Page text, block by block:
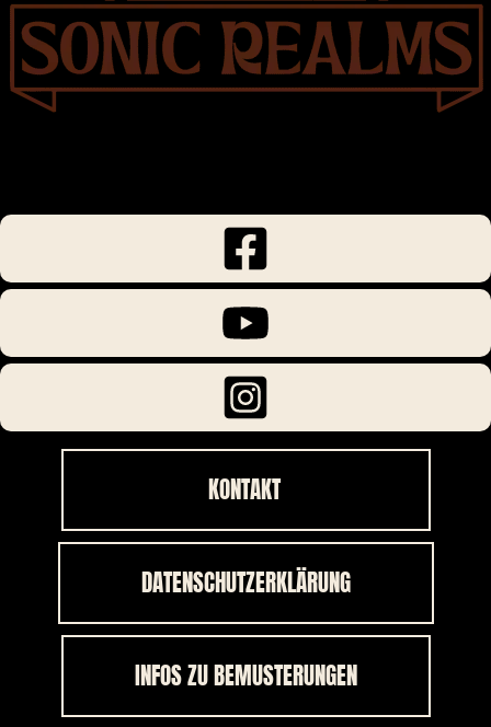
KONTAKT
DATENSCHUTZERKLÄRUNG
INFOS ZU BEMUSTERUNGEN